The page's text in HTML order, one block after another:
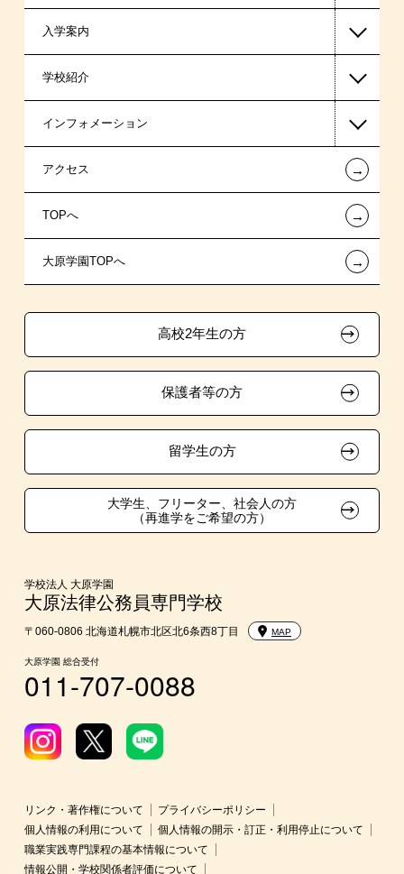
東京経営大学 学士取得コース
高等教育の修学支援新制度
日本学生支援機構の奨学金
日本政策金融公庫の教育ローン
金融機関教育ローン
信販系教育ローン
各種奨学金制度・貸付制度
チャレンジ特待生試験制度
試験による特待生制度
資格・クラブ活動による特待生制度
入学案内
一般入学
AO入学制度
指定校特待生入学
指定校推薦入学
指定校自己推薦入学
推薦入学
大学生・短期大学生特別入学
学費
東京経営大学への3年次編入学
入学前のお勧め学習システム
大学・短期大学・公務員等併願制度
学校紹介
在校生からあなたへ
夢を叶えた先輩たち
施設・研修所
学生寮・マンションのご案内
大原学園グループ案内
インフォメーション
お知らせ・新着情報
在校生へのお知らせ
各種証明書の発行ご希望の方
採用ご担当の方
アクセス ←
TOPへ ←
大原学園TOPへ ←
高校2年生の方
保護者等の方
留学生の方
大学生、フリーター、社会人の方
（再進学をご希望の方）
学校法人 大原学園
大原法律公務員専門学校
〒060-0806 北海道札幌市北区北6条西8丁目 MAP
大原学園 総合受付
011-707-0088
リンク・著作権について
プライバシーポリシー
個人情報の利用について
個人情報の開示・訂正・利用停止について
職業実践専門課程の基本情報について
情報公開・学校関係者評価について